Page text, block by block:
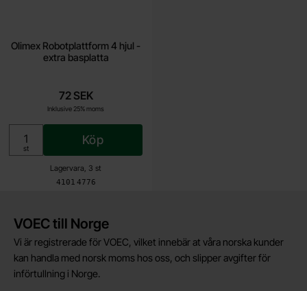
Olimex Robotplattform 4 hjul -
extra basplatta
Art. nr
4101 4776
Lagervara, 3 st
72 SEK
Inklusive 25% moms
Enhet:
st
Köp
Kort allmän information
VOEC till Norge
Vi är registrerade för VOEC, vilket innebär at våra norska kunder
kan handla med norsk moms hos oss, och slipper avgifter för
införtullning i Norge.